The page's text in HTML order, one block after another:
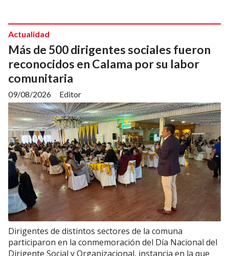
Más de 500 dirigentes sociales fueron
reconocidos en Calama por su labor
comunitaria
Editor
Actualidad
09/08/2026
Dirigentes de distintos sectores de la comuna
participaron en la conmemoración del Día Nacional del
Dirigente Social y Organizacional, instancia en la que